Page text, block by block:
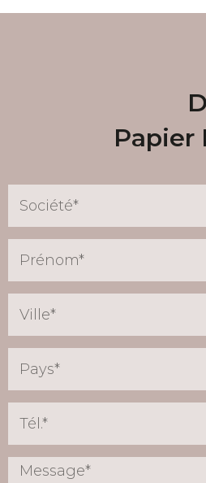
Papier